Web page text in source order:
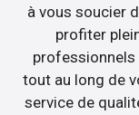
à vous soucier
profiter
professionnels
tout au long de
service de